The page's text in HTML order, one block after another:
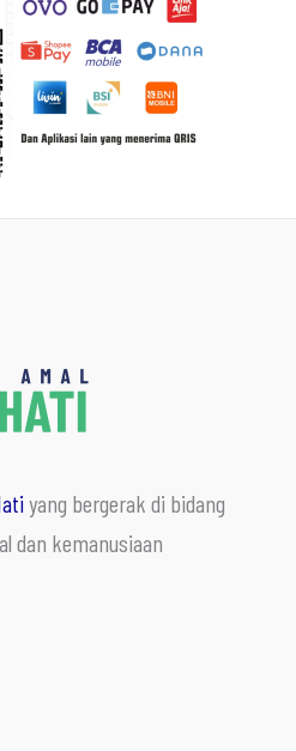
yang bergerak di bidang
dan kemanusiaan